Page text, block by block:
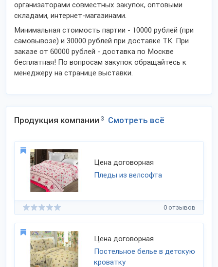
организаторами совместных закупок, оптовыми
складами, интернет-магазинами.
Минимальная стоимость партии - 10000 рублей (при
самовывозе) и 30000 рублей при доставке ТК. При
заказе от 60000 рублей - доставка по Москве
бесплатная! По вопросам закупок обращайтесь к
менеджеру на странице выставки.
Продукция компании 3 Смотреть всё
Цена договорная
Пледы из велсофта
0 отзывов
Цена договорная
Постельное белье в детскую
кроватку